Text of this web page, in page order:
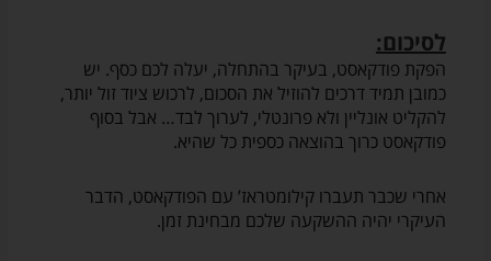
לסיכום:
הפקת פודקאסט, בעיקר בהתחלה, יעלה לכם כסף. יש
כמובן תמיד דרכים להוזיל את הסכום, לרכוש ציוד זול יותר,
להקליט אונליין ולא פרונטלי, לערוך לבד… אבל בסוף
פודקאסט כרוך בהוצאה כספית כל שהיא.
אחרי שכבר תעברו קילומטראז’ עם הפודקאסט, הדבר
העיקרי יהיה ההשקעה שלכם מבחינת זמן.